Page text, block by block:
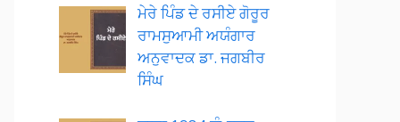
ਮੇਰੇ ਪਿੰਡ ਦੇ ਰਸੀਏ ਗੋਰੂਰ
ਰਾਮਸੁਆਮੀ ਅਯੰਗਾਰ
ਅਨੁਵਾਦਕ ਡਾ. ਜਗਬੀਰ
ਸਿੰਘ